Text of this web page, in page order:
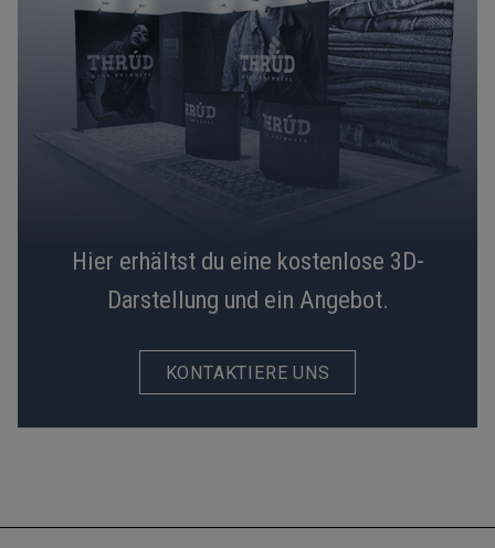
Hier erhältst du eine kostenlose 3D-
Darstellung und ein Angebot.
KONTAKTIERE UNS